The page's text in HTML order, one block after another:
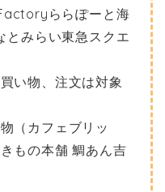
ららぽーと海
みらい東急スクエ
い物、注文は対象
（カフェブリッ
もの本舗 鯛あん吉